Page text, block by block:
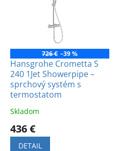
oo
u
o
726 € –39 %
Hansgrohe Crometta S
240 1Jet Showerpipe –
sprchový systém s
termostatom
Skladom
436 €
DETAIL